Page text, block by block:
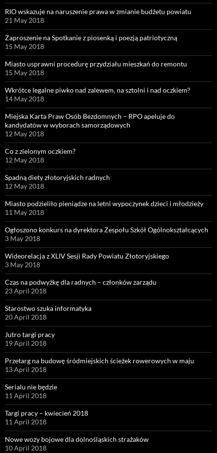
RIO wskazuje na naruszenie prawa w zmianie budżetu powiatu
21 May 2018
Zaproszenie na Spotkanie z piosenką i poezją patriotyczną
15 May 2018
Miasto usprawni procedurę przydziału mieszkań do remontu
15 May 2018
Wkrótce legalne piwko nad zalewem, na sztolni i nad oczkiem?
14 May 2018
Miejska Karta Praw Osób Bezdomnych – RPO apeluje do
kandydatów w wyborach samorządowych
12 May 2018
Co z zielonym oczkiem?
12 May 2018
Spadną diety złotoryjskich radnych
12 May 2018
Miasto podzieliło pieniądze na letni wypoczynek dzieci i młodzieży
11 May 2018
Ogłoszono konkurs na dyrektora Zespołu Szkół Ogólnokształcących
3 May 2018
Wideorelacja z XLIV Sesji Rady Powiatu Złotoryjskiego
3 May 2018
Czas na podwyżkę dla radnych – członków zarządu
23 April 2018
Starostwo szuka informatyka
20 April 2018
Jutro targi pracy
19 April 2018
Przetarg na budowę śródmiejskich ścieżek rowerowych w maju
13 April 2018
Serialu nie będzie
11 April 2018
Targi pracy – kwiecień 2018
11 April 2018
Nowe wozy bojowe dla dolnośląskich strażaków
10 April 2018